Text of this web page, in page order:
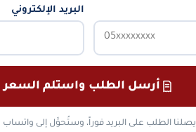
البريد الإلكتروني
أرسل الطلب واستلم السعر
يصلنا الطلب على البريد فوراً، وستُحوَّل إلى واتساب